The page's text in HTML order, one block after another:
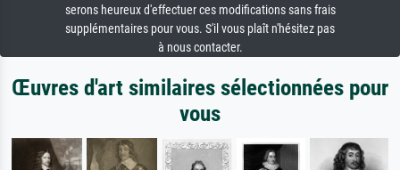
serons heureux d'effectuer ces modifications sans frais
supplémentaires pour vous. S'il vous plaît n'hésitez pas
à nous contacter.
Œuvres d'art similaires sélectionnées pour
vous